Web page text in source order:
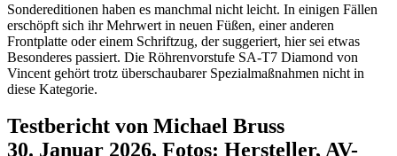
Sondereditionen haben es manchmal nicht leicht. In einigen Fällen
erschöpft sich ihr Mehrwert in neuen Füßen, einer anderen
Frontplatte oder einem Schriftzug, der suggeriert, hier sei etwas
Besonderes passiert. Die Röhrenvorstufe SA-T7 Diamond von
Vincent gehört trotz überschaubarer Spezialmaßnahmen nicht in
diese Kategorie.
Testbericht von Michael Bruss
30. Januar 2026, Fotos: Hersteller, AV-